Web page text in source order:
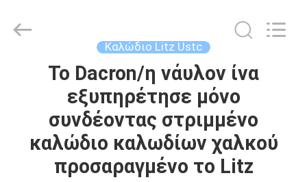
ΠΡΟΪΌΝΤΑ
ΒΊΝΤΕΟ
Material
Co,.Ltd.
Καλώδιο Litz Ustc
Το Dacron/η νάυλον ίνα
εξυπηρέτησε μόνο
συνδέοντας στριμμένο
καλώδιο καλωδίων χαλκού
προσαραγμένο το Litz